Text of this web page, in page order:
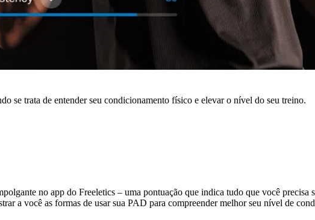
se trata de entender seu condicionamento físico e elevar o nível do seu treino.
no app do Freeletics – uma pontuação que indica tudo que você
a você as formas de usar sua PAD para compreender melhor seu nível de